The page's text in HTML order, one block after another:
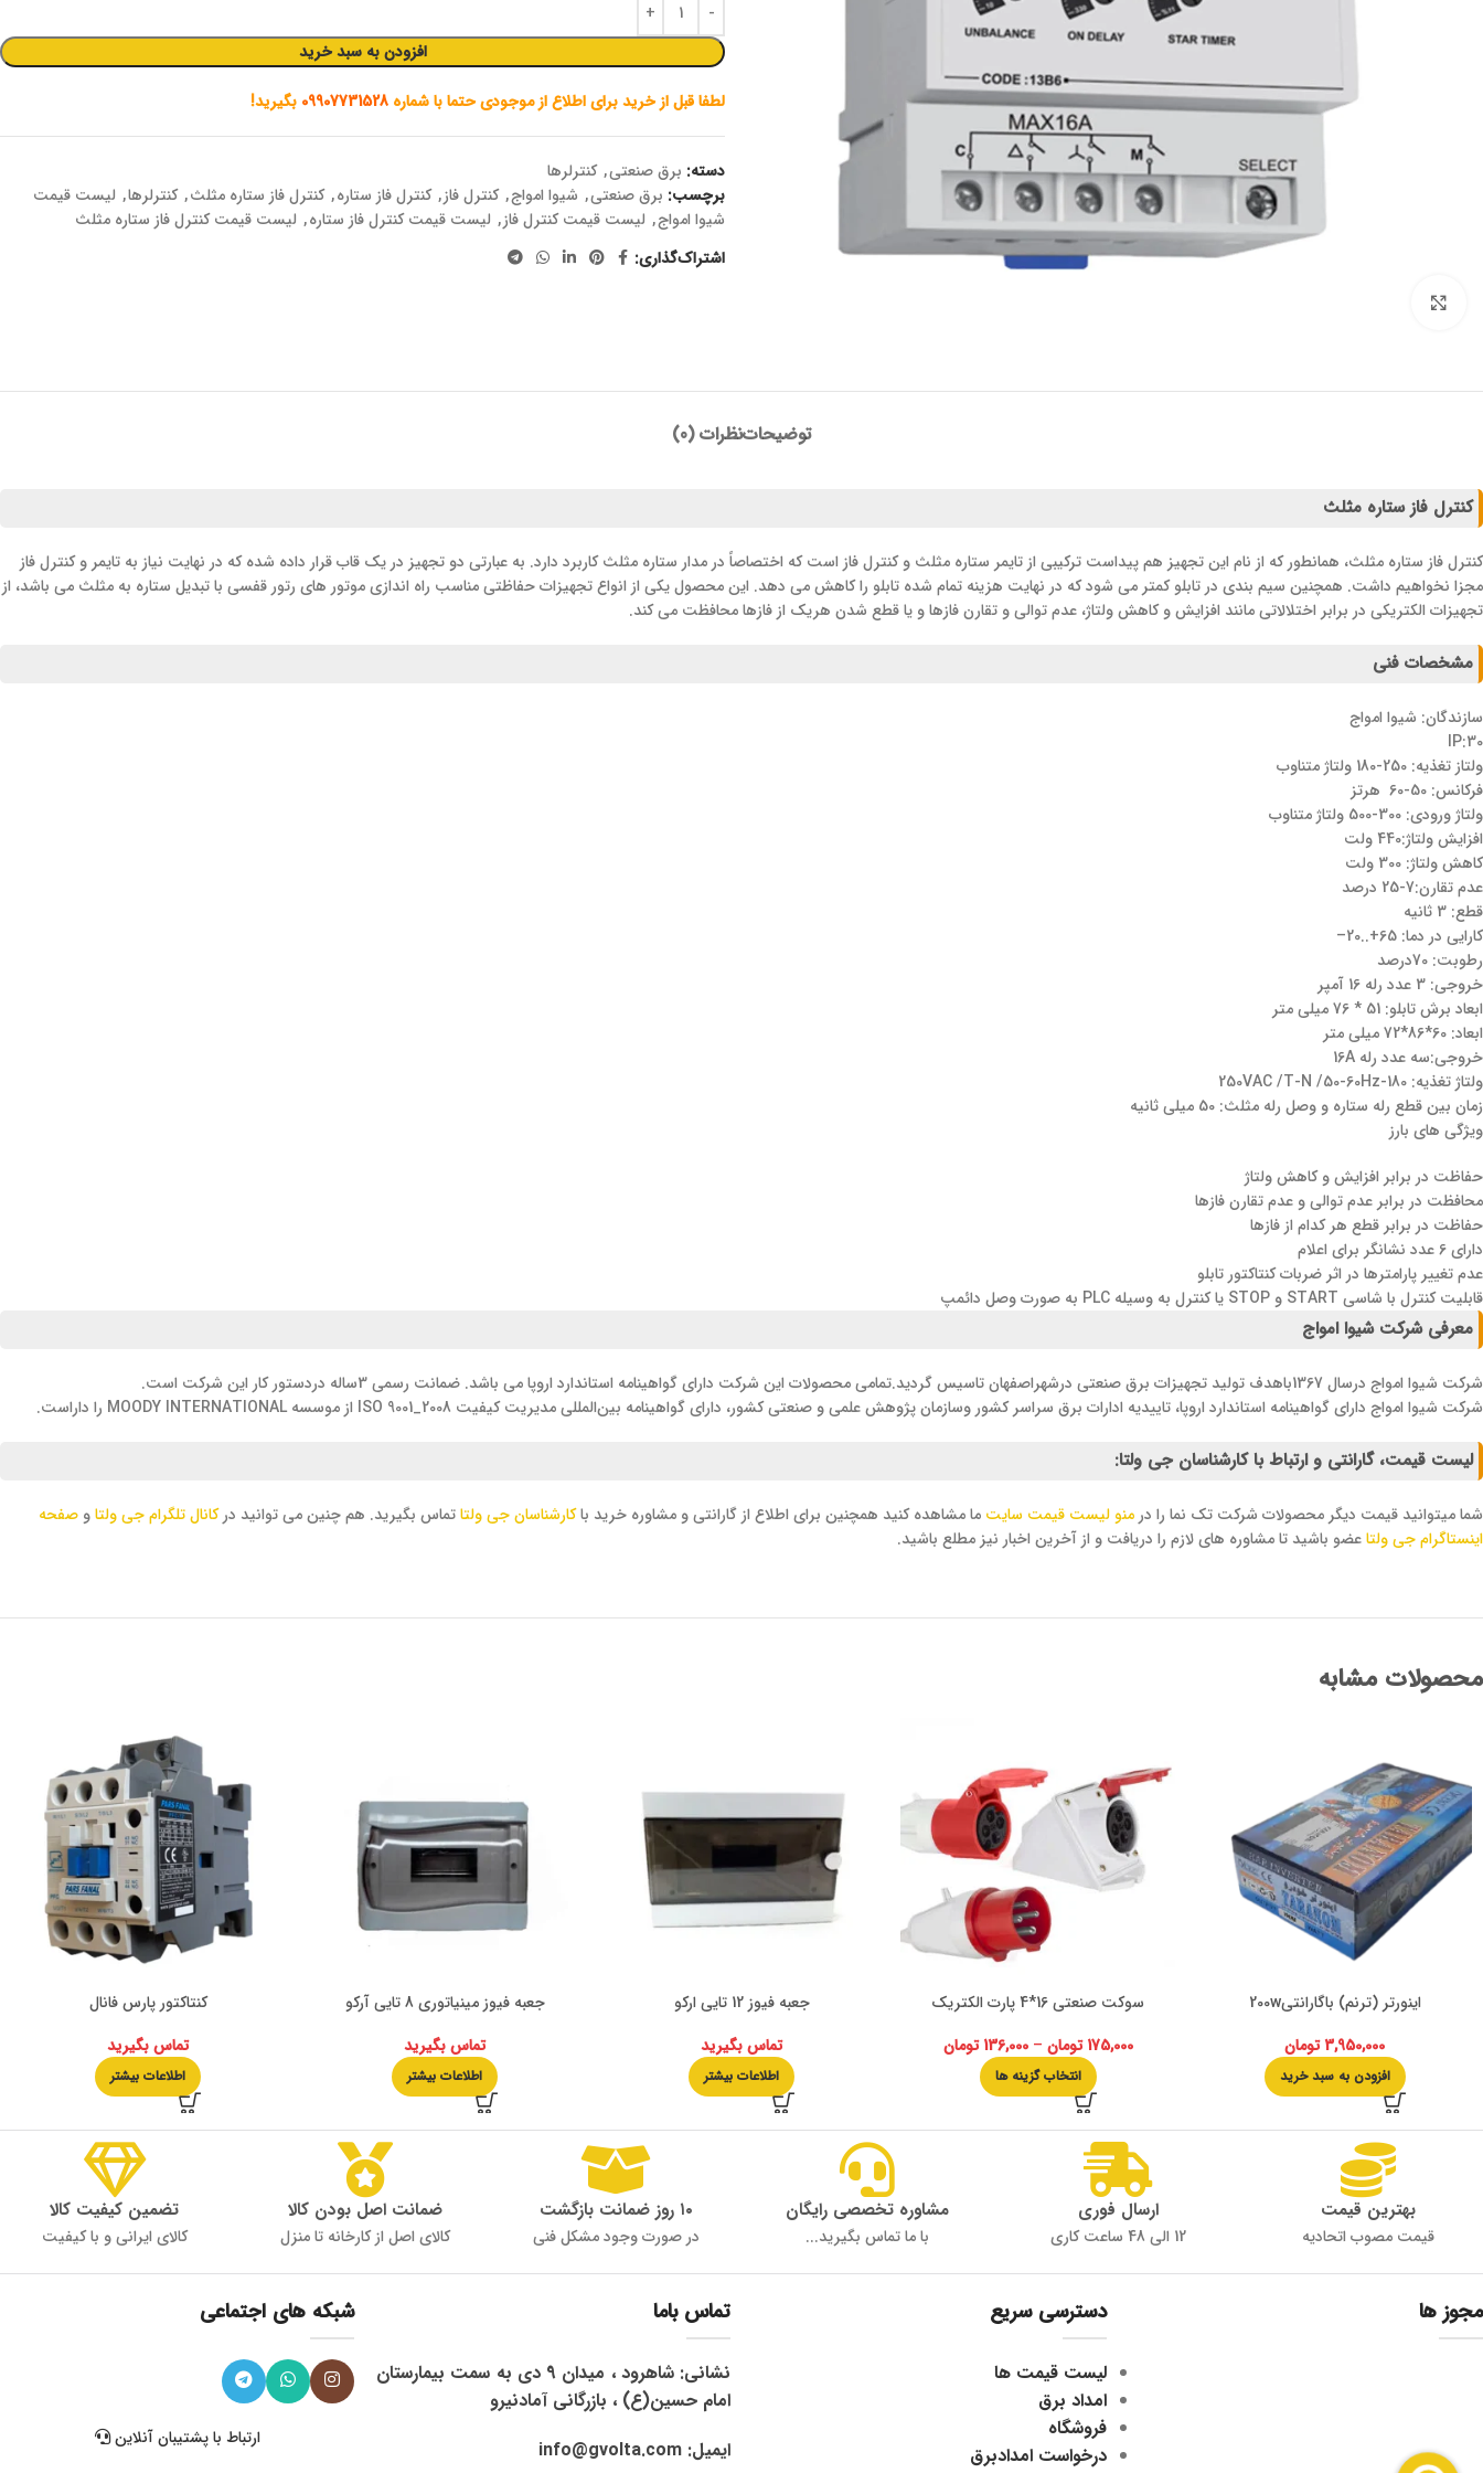
افزودن به سبد خرید
لطفا قبل از خرید برای اطلاع از موجودی حتما با شماره 09907731528 بگیرید!
دسته: برق صنعتی, کنترلرها
برچسب: برق صنعتی, شیوا امواج, کنترل فاز, کنترل فاز ستاره, کنترل فاز ستاره مثلث, کنترلرها, لیست قیمت
شیوا امواج, لیست قیمت کنترل فاز, لیست قیمت کنترل فاز ستاره, لیست قیمت کنترل فاز ستاره مثلث
اشتراک‌گذاری:
توضیحاتنظرات (0)
کنترل فاز ستاره مثلث
کنترل فاز ستاره مثلث، همانطور که از نام این تجهیز هم پیداست ترکیبی از تایمر ستاره مثلث و کنترل فاز است که اختصاصاً در مدار ستاره مثلث کاربرد دارد. به عبارتی دو تجهیز در یک قاب قرار داده شده که در نهایت نیاز به تایمر و کنترل فاز
مجزا نخواهیم داشت. همچنین سیم بندی در تابلو کمتر می شود که در نهایت هزینه تمام شده تابلو را کاهش می دهد. این محصول یکی از انواع تجهیزات حفاظتی مناسب راه اندازی موتور های رتور قفسی با تبدیل ستاره به مثلث می باشد، از
تجهیزات الکتریکی در برابر اختلالاتی مانند افزایش و کاهش ولتاژ، عدم توالی و تقارن فازها و یا قطع شدن هریک از فازها محافظت می کند.
مشخصات فنی
سازندگان: شیوا امواج
IP:30
ولتاز تغذیه: 250-180 ولتاژ متناوب
فرکانس: 50-60 هرتز
ولتاژ ورودی: 300-500 ولتاژ متناوب
افزایش ولتاژ:440 ولت
کاهش ولتاژ: 300 ولت
عدم تقارن:7-25 درصد
قطع: 3 ثانیه
کارایی در دما: 65+..20–
رطوبت: 70درصد
خروجی: 3 عدد رله 16 آمپر
ابعاد برش تابلو: 51 * 76 میلی متر
ابعاد: 60*86*72 میلی متر
خروجی:سه عدد رله 16A
ولتاژ تغذیه: 180-250VAC /T-N /50-60Hz
زمان بین قطع رله ستاره و وصل رله مثلث: 50 میلی ثانیه
ویژگی های بارز
حفاظت در برابر افزایش و کاهش ولتاژ
محافظت در برابر عدم توالی و عدم تقارن فازها
حفاظت در برابر قطع هر کدام از فازها
دارای 6 عدد نشانگر برای اعلام
عدم تغییر پارامترها در اثر ضربات کنتاکتور تابلو
قابلیت کنترل با شاسی START و STOP یا کنترل به وسیله PLC به صورت وصل دائمپ
معرفی شرکت شیوا امواج
شرکت شیوا امواج درسال 1367باهدف تولید تجهیزات برق صنعتی درشهراصفهان تاسیس گردید.تمامی محصولات این شرکت دارای گواهینامه استاندارد اروپا می باشد. ضمانت رسمی 3ساله دردستور کار این شرکت است.
شرکت شیوا امواج دارای گواهینامه استاندارد اروپا، تاییدیه ادارات برق سراسر کشور وسازمان پژوهش علمی و صنعتی کشور، دارای گواهینامه بین‌المللی مدیریت کیفیت ISO 9001_2008 از موسسه MOODY INTERNATIONAL را داراست.
لیست قیمت، گارانتی و ارتباط با کارشناسان جی ولتا:
شما میتوانید قیمت دیگر محصولات شرکت تک نما را در منو لیست قیمت سایت ما مشاهده کنید همچنین برای اطلاع از گارانتی و مشاوره خرید باکارشناسان جی ولتاتماس بگیرید. هم چنین می توانید درکانال تلگرام جی ولتاو صفحه
اینستاگرام جی ولتاعضو باشید تا مشاوره های لازم را دریافت و از آخرین اخبار نیز مطلع باشید.
محصولات مشابه
اینورتر (ترنم) باگارانتی200w
3,950,000تومان
افزودن به سبد خرید
سوکت صنعتی 16*4 پارت الکتریک
175,000 تومان –
136,000 تومان
انتخاب گزینه ها
جعبه فیوز 12 تایی ارکو
تماس بگیرید
اطلاعات بیشتر
جعبه فیوز مینیاتوری 8 تایی آرکو
تماس بگیرید
اطلاعات بیشتر
کنتاکتور پارس فانال
تماس بگیرید
اطلاعات بیشتر
بهترین قیمت
قیمت مصوب اتحادیه
ارسال فوری
12 الی 48 ساعت کاری
مشاوره تخصصی رایگان
با ما تماس بگیرید...
۱۰ روز ضمانت بازگشت
در صورت وجود مشکل فنی
ضمانت اصل بودن کالا
کالای اصل از کارخانه تا منزل
تضمین کیفیت کالا
کالای ایرانی و با کیفیت
مجوز ها دسترسی سریع
لیست قیمت ها
امداد برق
فروشگاه
درخواست امدادبرق
تماس باما
نشانی: شاهرود ، میدان 9 دی به سمت بیمارستان
امام حسین(ع) ، بازرگانی آمادنیرو
ایمیل: info@gvolta.com
شبکه های اجتماعی
ارتباط با پشتیبان آنلاین